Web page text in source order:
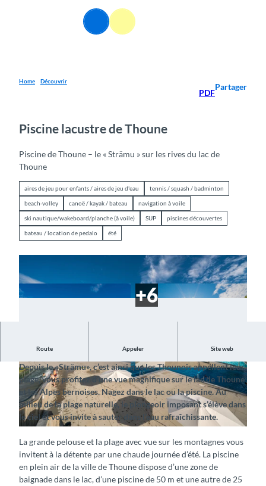
Recherche
Menu
Home Découvrir
PDF
Partager
Piscine lacustre de Thoune
Piscine de Thoune – le « Strämu » sur les rives du lac de
Thoune
aires de jeu pour enfants / aires de jeu d'eau tennis / squash / badminton
beach-volley canoë / kayak / bateau navigation à voile
ski nautique/wakeboard/planche (à voile) SUP piscines découvertes
bateau / location de pedalo été
© CC-BY-SA ©CC-BY-SA
Route Appeler Site web
Nager avec vue sur le panorama de montagnes
Depuis le «Strämu», c’est ainsi que les Thounois appellent leur
plage, vous profitez d’une vue magnifique sur le lac de Thoune
et les Alpes bernoises. Nagez dans le lac ou la piscine. Au
milieu de la plage naturelle, le plongeoir imposant s’élève dans
le ciel et vous invite à sauter dans l’eau rafraîchissante.
La grande pelouse et la plage avec vue sur les montagnes vous
invitent à la détente par une chaude journée d’été. La piscine
en plein air de la ville de Thoune dispose d’une zone de
baignade dans le lac, d’une piscine de 50 m et une autre de 25